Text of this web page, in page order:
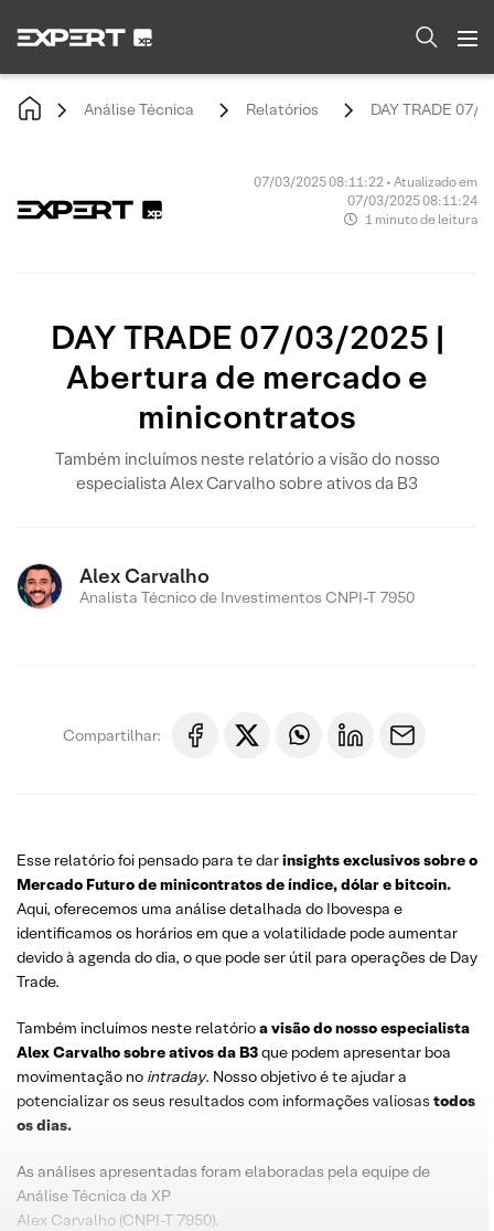
Análise Técnica Relatórios DAY TRADE 07/
07/03/2025 08:11:22 • Atualizado em
07/03/2025 08:11:24
1 minuto de leitura
DAY TRADE 07/03/2025 |
Abertura de mercado e
minicontratos
Também incluímos neste relatório a visão do nosso
especialista Alex Carvalho sobre ativos da B3
Alex Carvalho
Analista Técnico de Investimentos CNPI-T 7950
Compartilhar:
Esse relatório foi pensado para te darinsights exclusivos sobre o
Mercado Futuro de minicontratos de índice, dólar e bitcoin.
Aqui, oferecemos uma análise detalhada do Ibovespa e
identificamos os horários em que a volatilidade pode aumentar
devido à agenda do dia, o que pode ser útil para operações de Day
Trade.
Também incluímos neste relatórioa visão do nosso especialista
Alex Carvalho sobre ativos da B3que podem apresentar boa
movimentação no intraday. Nosso objetivo é te ajudar a
potencializar os seus resultados com informações valiosas todos
os dias.
As análises apresentadas foram elaboradas pela equipe de
Análise Técnica da XP
Alex Carvalho (CNPI-T 7950).